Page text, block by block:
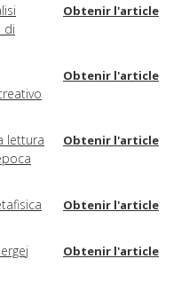
di
Obtenir l'article
Obtenir l'article
lettura
Obtenir l'article
Obtenir l'article
Obtenir l'article